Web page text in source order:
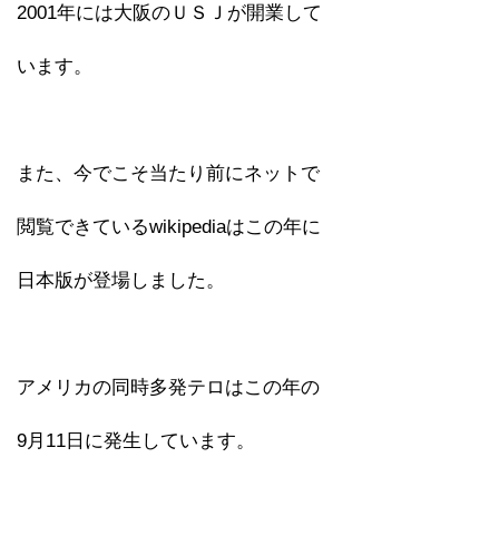
2001年には大阪のＵＳＪが開業して
います。
また、今でこそ当たり前にネットで
閲覧できているwikipediaはこの年に
日本版が登場しました。
アメリカの同時多発テロはこの年の
9月11日に発生しています。